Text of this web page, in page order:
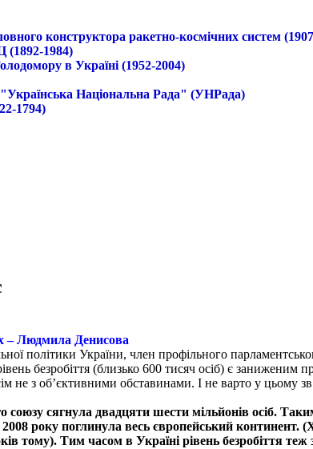
конструктора ракетно-космічних систем
(1892-1984)
в Україні (1952-2004)
"Українська Національна Рада" (УНРада)
1794)
– Людмила Денисова
політики України, член профільного
безробіття (близько 600 тисяч осіб) є
не з об’єктивними обставинами. І не варто у цьому
союзу сягнула двадцяти шести мільйонів осіб.
2008 року поглинула весь європейський
тому). Тим часом в Україні рівень безробіття